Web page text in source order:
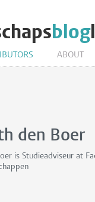
blog
ABOUT
den Boer
is Studieadviseur at